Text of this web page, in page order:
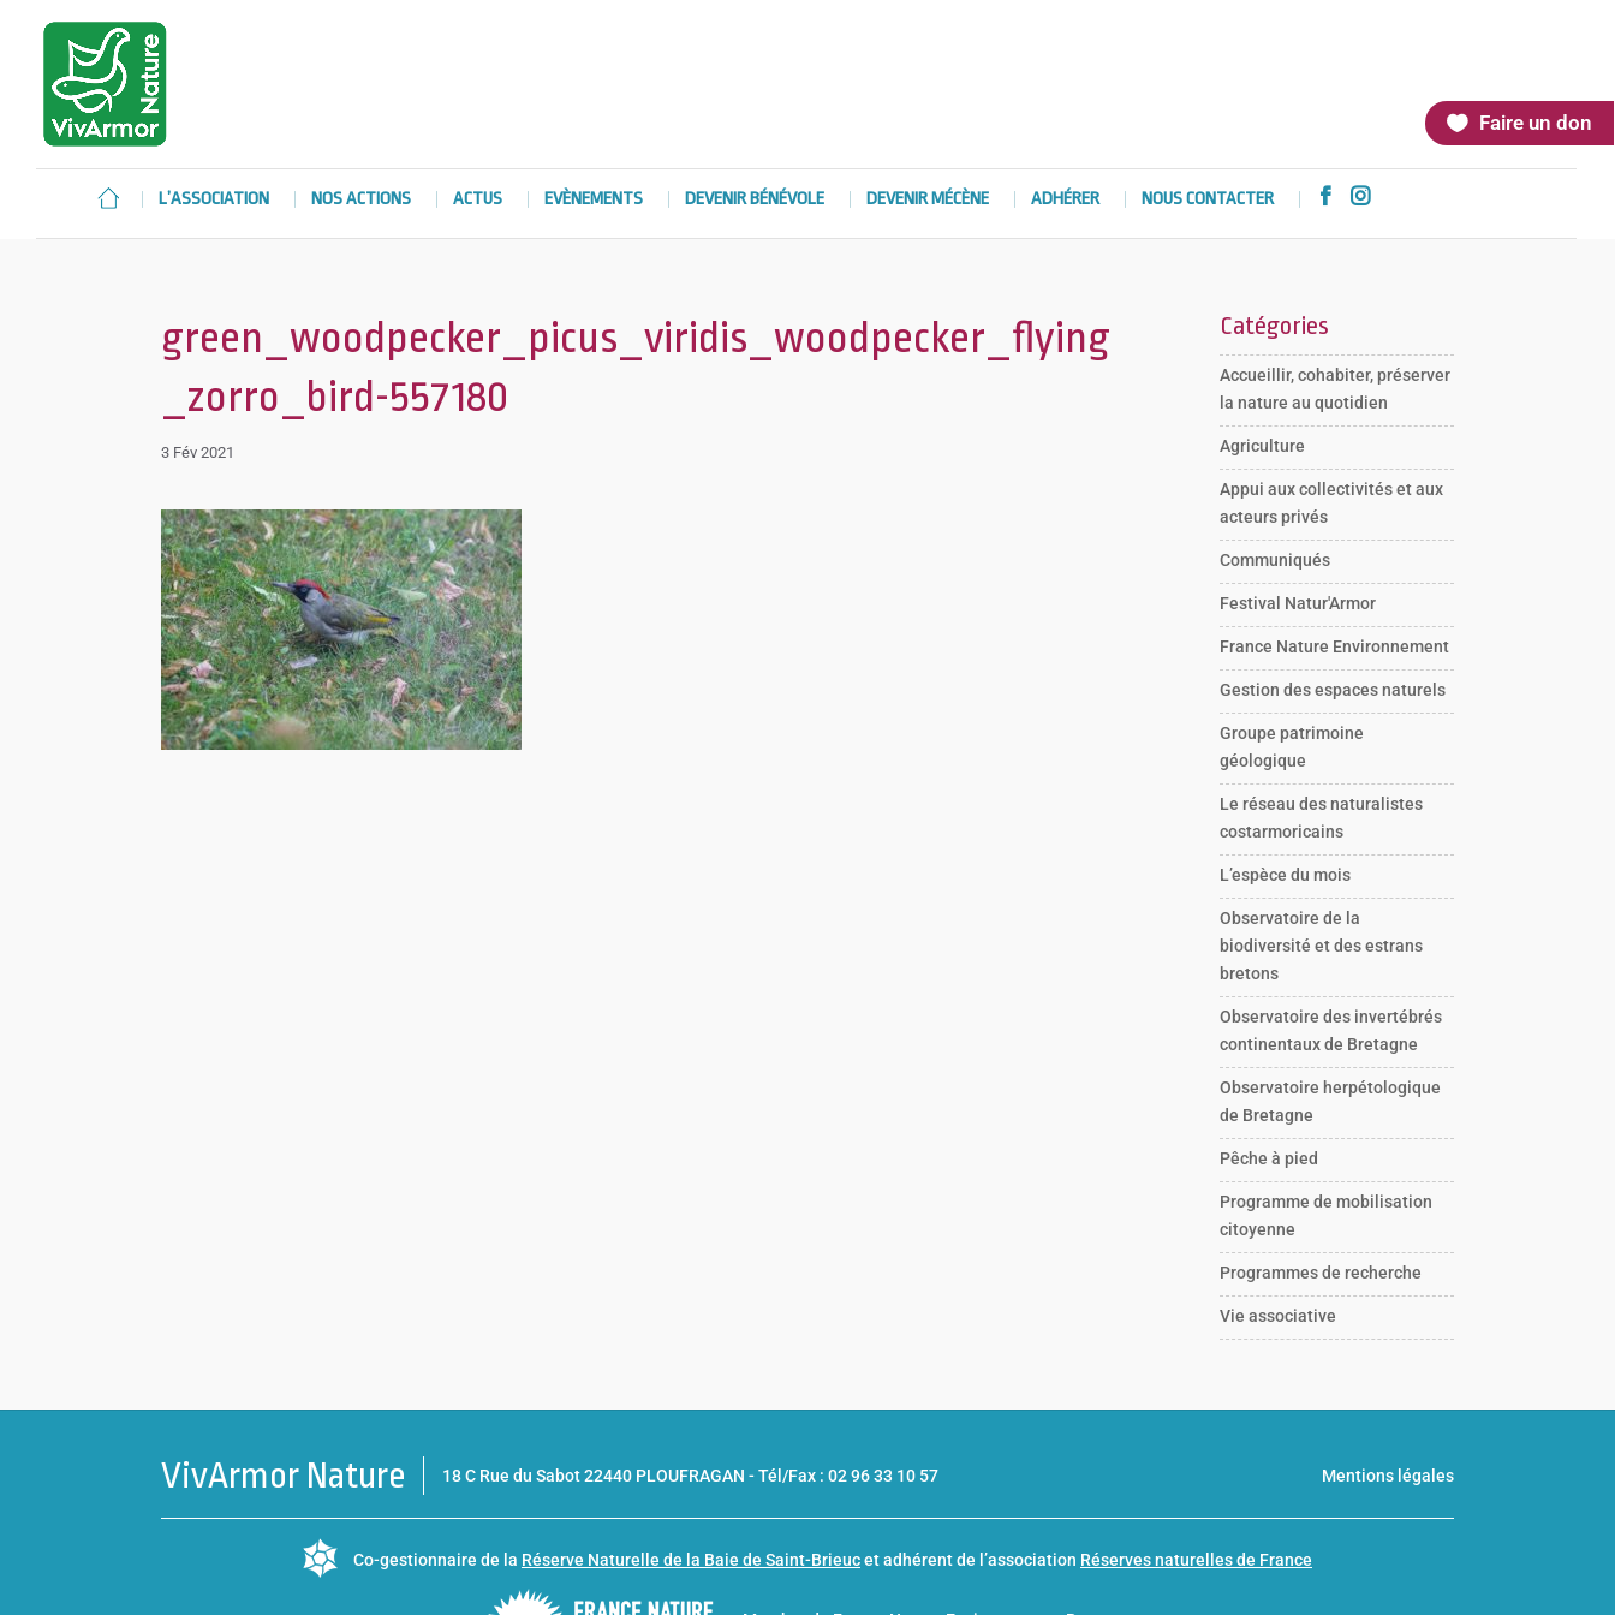
Faire un don
L’ASSOCIATION NOS ACTIONS ACTUS EVÈNEMENTS DEVENIR BÉNÉVOLE DEVENIR MÉCÈNE ADHÉRER NOUS CONTACTER  
green_woodpecker_picus_viridis_woodpecker_flying
_zorro_bird-557180
3 Fév 2021
Catégories
Accueillir, cohabiter, préserver
la nature au quotidien
Agriculture
Appui aux collectivités et aux
acteurs privés
Communiqués
Festival Natur'Armor
France Nature Environnement
Gestion des espaces naturels
Groupe patrimoine
géologique
Le réseau des naturalistes
costarmoricains
L’espèce du mois
Observatoire de la
biodiversité et des estrans
bretons
Observatoire des invertébrés
continentaux de Bretagne
Observatoire herpétologique
de Bretagne
Pêche à pied
Programme de mobilisation
citoyenne
Programmes de recherche
Vie associative
VivArmor Nature 18 C Rue du Sabot 22440 PLOUFRAGAN -Tél/Fax : 02 96 33 10 57 Mentions légales
Co-gestionnaire de la Réserve Naturelle de la Baie de Saint-Brieucet adhérent de l’association Réserves naturelles de France